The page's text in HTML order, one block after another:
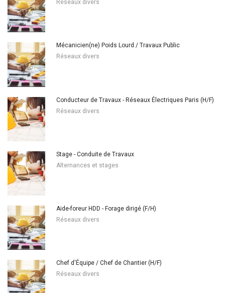
Réseaux divers
Mécanicien(ne) Poids Lourd / Travaux Public
Réseaux divers
Conducteur de Travaux - Réseaux Électriques Paris (H/F)
Réseaux divers
Stage - Conduite de Travaux
Alternances et stages
Aide-foreur HDD - Forage dirigé (F/H)
Réseaux divers
Chef d'Équipe / Chef de Chantier (H/F)
Réseaux divers